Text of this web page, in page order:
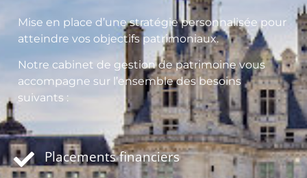
Mise en place d’une stratégie personnalisée pour
atteindre vos objectifs patrimoniaux.
Notre cabinet de gestion de patrimoine vous
accompagne sur l’ensemble des besoins
suivants :
Placements financiers